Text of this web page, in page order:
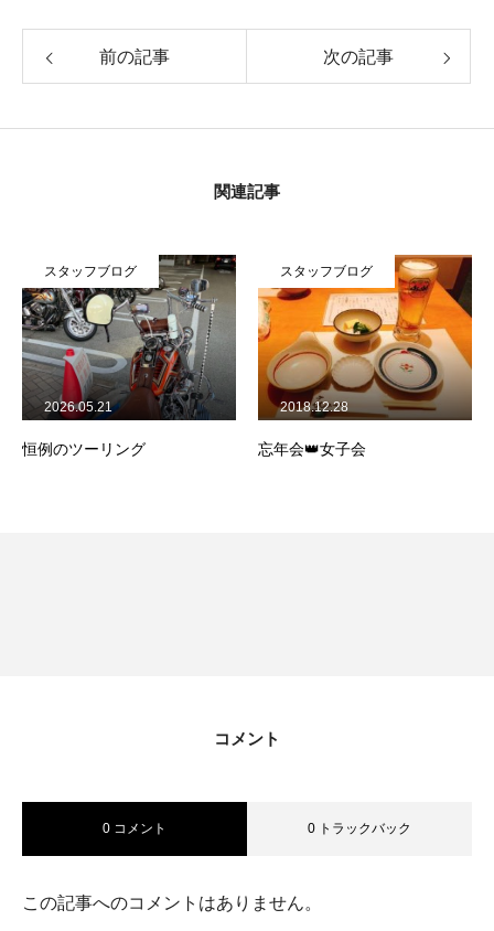
前の記事 次の記事
関連記事
スタッフブログ
恒例のツーリング
2026.05.21
スタッフブログ
忘年会👑女子会
2018.12.28
コメント
0 コメント 0 トラックバック
この記事へのコメントはありません。